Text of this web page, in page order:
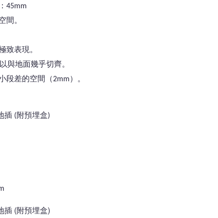
45mm
間。
致表現。
與地面幾乎切齊。
段差的空間（2mm）。
插 (附預埋盒)
插 (附預埋盒)